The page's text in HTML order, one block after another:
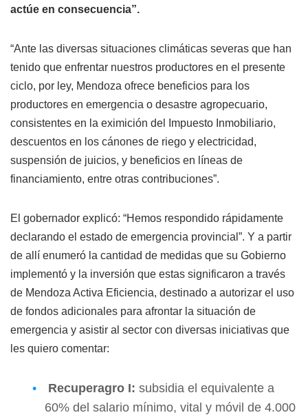
actúe en consecuencia”.
“Ante las diversas situaciones climáticas severas que han
tenido que enfrentar nuestros productores en el presente
ciclo, por ley, Mendoza ofrece beneficios para los
productores en emergencia o desastre agropecuario,
consistentes en la eximición del Impuesto Inmobiliario,
descuentos en los cánones de riego y electricidad,
suspensión de juicios, y beneficios en líneas de
financiamiento, entre otras contribuciones”.
El gobernador explicó: “Hemos respondido rápidamente
declarando el estado de emergencia provincial”. Y a partir
de allí enumeró la cantidad de medidas que su Gobierno
implementó y la inversión que estas significaron a través
de Mendoza Activa Eficiencia, destinado a autorizar el uso
de fondos adicionales para afrontar la situación de
emergencia y asistir al sector con diversas iniciativas que
les quiero comentar:
Recuperagro I: subsidia el equivalente a
60% del salario mínimo, vital y móvil de 4.000